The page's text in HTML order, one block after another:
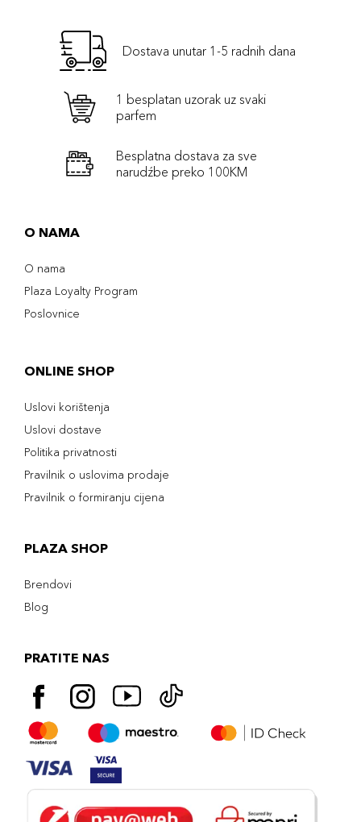
Dostava unutar 1-5 radnih dana
1 besplatan uzorak uz svaki
parfem
Besplatna dostava za sve
narudźbe preko 100KM
O NAMA
O nama
Plaza Loyalty Program
Poslovnice
ONLINE SHOP
Uslovi korištenja
Uslovi dostave
Politika privatnosti
Pravilnik o uslovima prodaje
Pravilnik o formiranju cijena
PLAZA SHOP
Brendovi
Blog
PRATITE NAS